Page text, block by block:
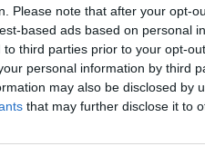
Please note that after your opt-
based ads based on personal
to third parties prior to your opt-
personal information by third
may also be disclosed by
that may further disclose it to
hobetsi gisa doan